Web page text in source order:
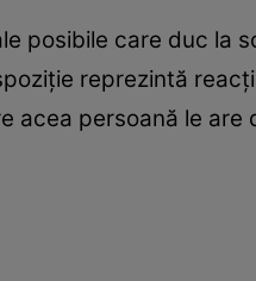
posibile care duc la
reprezintă
acea persoană le are